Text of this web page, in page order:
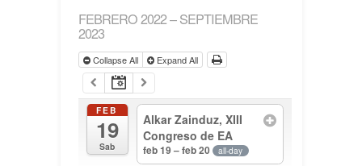
FEBRERO 2022 – SEPTIEMBRE
2023
Collapse All Expand All
FEB
19
Sab
Alkar Zainduz, XIII
Congreso de EA
feb 19 – feb 20 all-day